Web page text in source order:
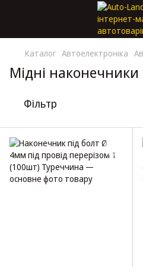
Каталог Автоелектроніка
Мідні наконечники
Фільтр